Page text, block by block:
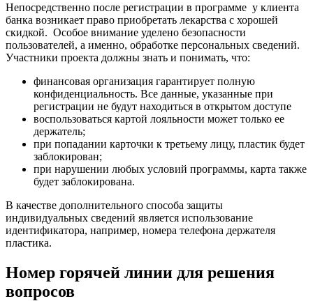
Непосредственно после регистрации в программе у клиента
банка возникает право приобретать лекарства с хорошей
скидкой. Особое внимание уделено безопасности
пользователей, а именно, обработке персональных сведений.
Участники проекта должны знать и понимать, что:
финансовая организация гарантирует полную
конфиденциальность. Все данные, указанные при
регистрации не будут находиться в открытом доступе
воспользоваться картой лояльности может только ее
держатель;
при попадании карточки к третьему лицу, пластик будет
заблокирован;
при нарушении любых условий программы, карта также
будет заблокирована.
В качестве дополнительного способа защиты
индивидуальных сведений является использование
идентификатора, например, номера телефона держателя
пластика.
Номер горячей линии для решения
вопросов